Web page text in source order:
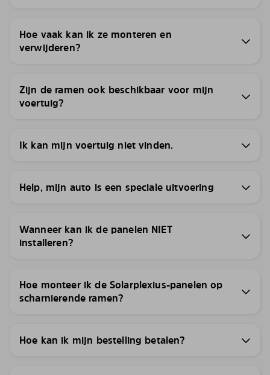
Hoe vaak kan ik ze monteren en
verwijderen?
Zijn de ramen ook beschikbaar voor mijn
voertuig?
Ik kan mijn voertuig niet vinden.
Help, mijn auto is een speciale uitvoering
Wanneer kan ik de panelen NIET
installeren?
Hoe monteer ik de Solarplexius-panelen op
scharnierende ramen?
Hoe kan ik mijn bestelling betalen?